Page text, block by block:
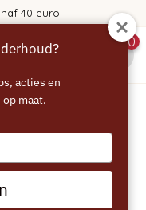
40 euro
0
10 stuks
acties en
maat.